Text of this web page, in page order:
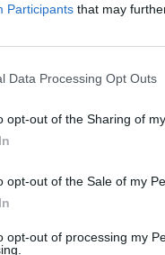
Participants that may
Data Processing Opt Outs
opt-out of the Sharing of
opt-out of the Sale of my
opt-out of processing my
perheensä